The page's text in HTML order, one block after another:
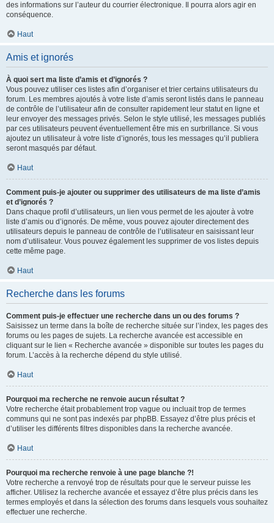
des informations sur l’auteur du courrier électronique. Il pourra alors agir en
conséquence.
Haut
Amis et ignorés
À quoi sert ma liste d’amis et d’ignorés ?
Vous pouvez utiliser ces listes afin d’organiser et trier certains utilisateurs du
forum. Les membres ajoutés à votre liste d’amis seront listés dans le panneau
de contrôle de l’utilisateur afin de consulter rapidement leur statut en ligne et
leur envoyer des messages privés. Selon le style utilisé, les messages publiés
par ces utilisateurs peuvent éventuellement être mis en surbrillance. Si vous
ajoutez un utilisateur à votre liste d’ignorés, tous les messages qu’il publiera
seront masqués par défaut.
Haut
Comment puis-je ajouter ou supprimer des utilisateurs de ma liste d’amis
et d’ignorés ?
Dans chaque profil d’utilisateurs, un lien vous permet de les ajouter à votre
liste d’amis ou d’ignorés. De même, vous pouvez ajouter directement des
utilisateurs depuis le panneau de contrôle de l’utilisateur en saisissant leur
nom d’utilisateur. Vous pouvez également les supprimer de vos listes depuis
cette même page.
Haut
Recherche dans les forums
Comment puis-je effectuer une recherche dans un ou des forums ?
Saisissez un terme dans la boîte de recherche située sur l’index, les pages des
forums ou les pages de sujets. La recherche avancée est accessible en
cliquant sur le lien « Recherche avancée » disponible sur toutes les pages du
forum. L’accès à la recherche dépend du style utilisé.
Haut
Pourquoi ma recherche ne renvoie aucun résultat ?
Votre recherche était probablement trop vague ou incluait trop de termes
communs qui ne sont pas indexés par phpBB. Essayez d’être plus précis et
d’utiliser les différents filtres disponibles dans la recherche avancée.
Haut
Pourquoi ma recherche renvoie à une page blanche ?!
Votre recherche a renvoyé trop de résultats pour que le serveur puisse les
afficher. Utilisez la recherche avancée et essayez d’être plus précis dans les
termes employés et dans la sélection des forums dans lesquels vous souhaitez
effectuer une recherche.